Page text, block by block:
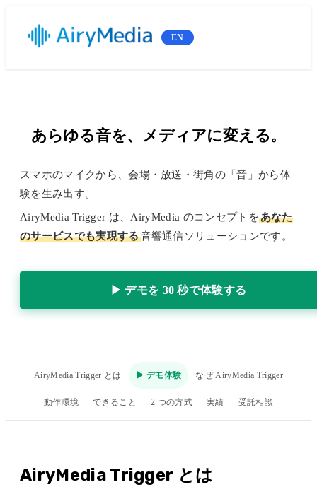
EN
あらゆる音を、 メディアに変える。
スマホのマイクから、会場・放送・街角の「音」から体
験を生み出す。
AiryMedia Trigger は、AiryMedia のコンセプトをあなた
のサービスでも実現する音響通信ソリューションです。
▶ デモを 30 秒で体験する
AiryMedia Trigger とは ▶ デモ体験 なぜ AiryMedia Trigger
動作環境 できること 2 つの方式 実績 受託相談
AiryMedia Trigger とは